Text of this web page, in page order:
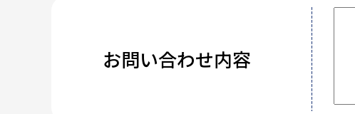
お問い合わせ内容